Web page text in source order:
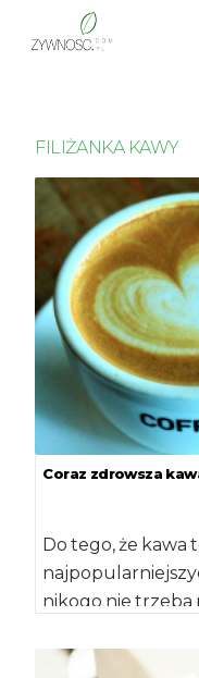
FILIŻANKA KAWY
Coraz zdrowsza
Do tego, że kawa
nikogo nie trzeba